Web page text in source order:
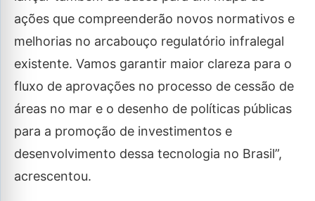
ações que compreenderão novos normativos e
melhorias no arcabouço regulatório infralegal
existente. Vamos garantir maior clareza para o
fluxo de aprovações no processo de cessão de
áreas no mar e o desenho de políticas públicas
para a promoção de investimentos e
desenvolvimento dessa tecnologia no Brasil”,
acrescentou.